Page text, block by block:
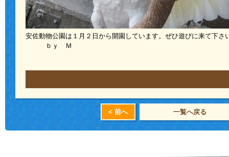
安佐動物公園は１月２日から開園しています。ぜひ遊びに来て下さ
ｂｙ Ｍ
< 前へ 一覧へ戻る